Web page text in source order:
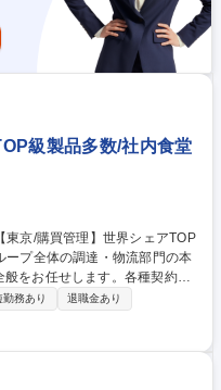
級製品多数/社内食堂
をお任せします。各種契約管
移行支援など、多岐にわたる業
適法、独占禁止法など行政・コ
■資材部規程の管理■設備投資
体運営 募集職種 【東
勤務あり
退職金あり